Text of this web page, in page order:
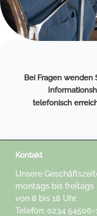
Bei Fragen wenden
telefonisch
Kontakt
Unsere
montags bis freitags
von 8 bis 18 Uhr.
Telefon: 0234 54506-